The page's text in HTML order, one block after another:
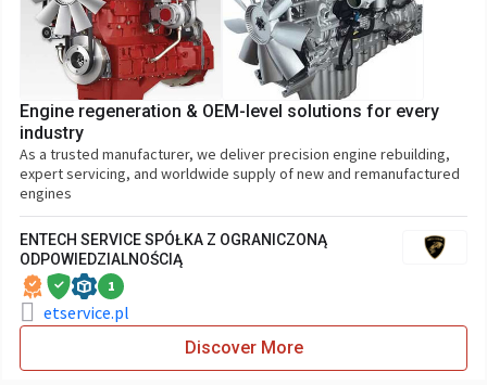
Engine regeneration & OEM-level solutions for every
industry
As a trusted manufacturer, we deliver precision engine rebuilding,
expert servicing, and worldwide supply of new and remanufactured
engines
ENTECH SERVICE SPÓŁKA Z OGRANICZONĄ
ODPOWIEDZIALNOŚCIĄ
1
etservice.pl
Discover More